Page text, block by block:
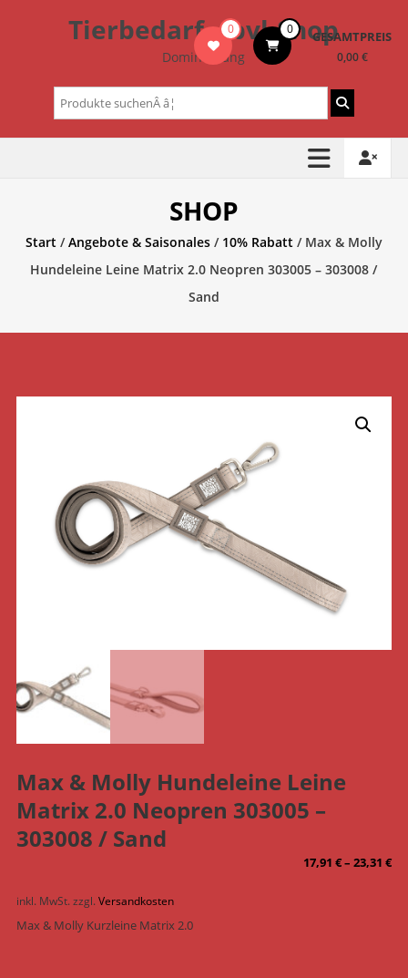
Tierbedarf – bvl-Shop
Dominik Lang
0 0 GESAMTPREIS
0,00 €
Suchen
nach:
SHOP
Start/Angebote & Saisonales/ 10% Rabatt/ Max & Molly
Hundeleine Leine Matrix 2.0 Neopren 303005 – 303008 /
Sand
Max & Molly Hundeleine Leine
Matrix 2.0 Neopren 303005 –
303008 / Sand
17,91€–23,31€
inkl. MwSt.zzgl.Versandkosten
Max & Molly Kurzleine Matrix 2.0